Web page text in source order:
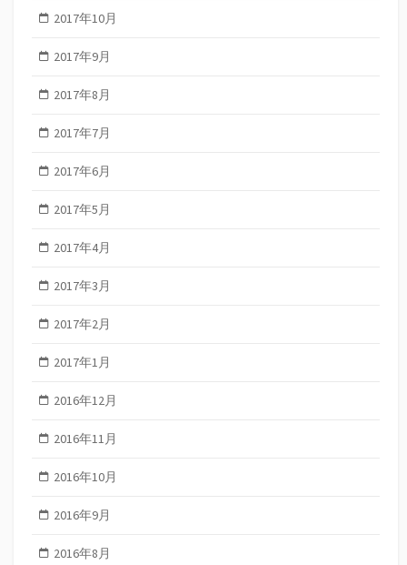
2017年10月
2017年9月
2017年8月
2017年7月
2017年6月
2017年5月
2017年4月
2017年3月
2017年2月
2017年1月
2016年12月
2016年11月
2016年10月
2016年9月
2016年8月